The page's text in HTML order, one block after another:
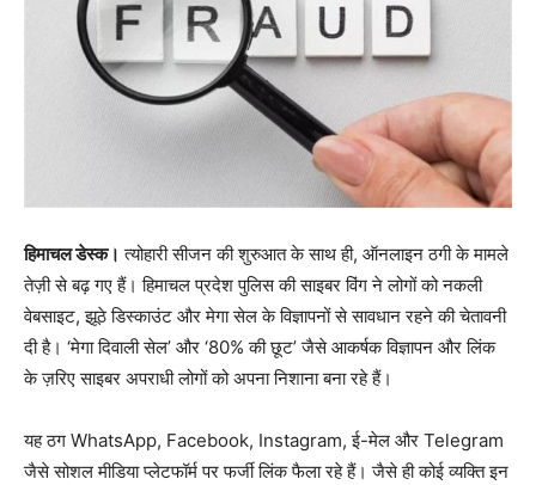
हिमाचल डेस्क। त्योहारी सीजन की शुरुआत के साथ ही, ऑनलाइन ठगी के मामले
तेज़ी से बढ़ गए हैं। हिमाचल प्रदेश पुलिस की साइबर विंग ने लोगों को नकली
वेबसाइट, झूठे डिस्काउंट और मेगा सेल के विज्ञापनों से सावधान रहने की चेतावनी
दी है। ‘मेगा दिवाली सेल’ और ‘80% की छूट’ जैसे आकर्षक विज्ञापन और लिंक
के ज़रिए साइबर अपराधी लोगों को अपना निशाना बना रहे हैं।
यह ठग WhatsApp, Facebook, Instagram, ई-मेल और Telegram
जैसे सोशल मीडिया प्लेटफॉर्म पर फर्जी लिंक फैला रहे हैं। जैसे ही कोई व्यक्ति इन